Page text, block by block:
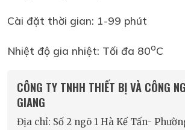
Cài đặt thời gian: 1-99 phút
Nhiệt độ gia nhiệt: Tối đa 80oC
CÔNG TY TNHH THIẾT BỊ VÀ CÔNG
GIANG
Địa chỉ: Số 2 ngõ 1 Hà Kế Tấn-